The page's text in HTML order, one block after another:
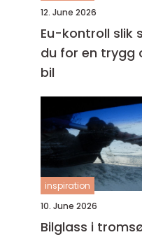
12. June 2026
Eu-kontroll slik sørger
du for en trygg
bil
inspiration
10. June 2026
Bilglass i tromsø